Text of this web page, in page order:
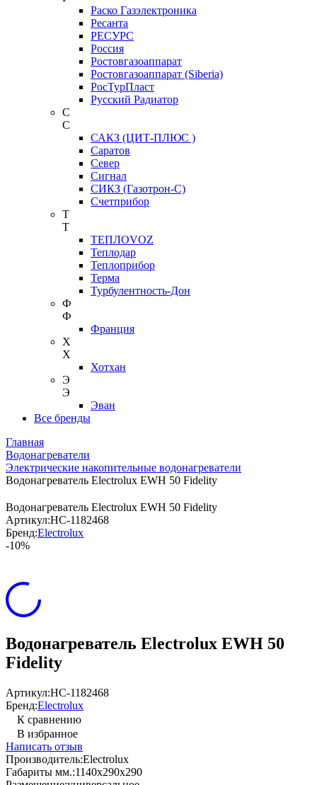
Раско Газэлектроника
Ресанта
РЕСУРС
Россия
Ростовгазоаппарат
Ростовгазоаппарат (Siberia)
РосТурПласт
Русский Радиатор
С
С
САКЗ (ЦИТ-ПЛЮС )
Саратов
Север
Сигнал
СИКЗ (Газотрон-С)
Счетприбор
Т
Т
ТЕПЛОVOZ
Теплодар
Теплоприбор
Терма
Турбулентность-Дон
Ф
Ф
Франция
Х
Х
Хотхан
Э
Э
Эван
Все бренды
Главная
Водонагреватели
Электрические накопительные водонагреватели
Водонагреватель Electrolux EWH 50 Fidelity
Водонагреватель Electrolux EWH 50 Fidelity
Артикул:НС-1182468
Бренд:Electrolux
-10%
Водонагреватель Electrolux EWH 50
Fidelity
Артикул:НС-1182468
Бренд:Electrolux
К сравнению
В избранное
Написать отзыв
Производитель:Electrolux
Габариты мм.:1140х290х290